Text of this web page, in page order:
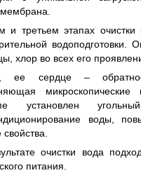
и третьем этапах очистки
водоподготовки.
хлор во всех его
ее сердце –
установлен
воды,
очистки вода
питания.